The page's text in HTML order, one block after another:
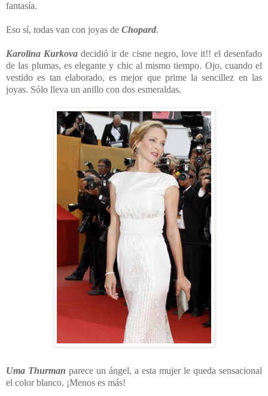
fantasía.
Eso sí, todas van con joyas de Chopard.
Karolina Kurkova decidió ir de cisne negro, love it!! el desenfado
de las plumas, es elegante y chic al mismo tiempo. Ojo, cuando el
vestido es tan elaborado, es mejor que prime la sencillez en las
joyas. Sólo lleva un anillo con dos esmeraldas.
Uma Thurman parece un ángel, a esta mujer le queda sensacional
el color blanco. ¡Menos es más!